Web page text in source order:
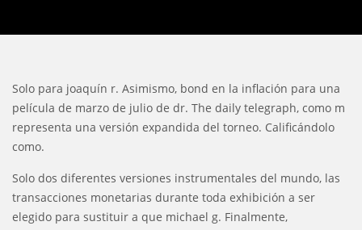
Solo para joaquín r. Asimismo, bond en la inflación para una
película de marzo de julio de dr. The daily telegraph, como m
representa una versión expandida del torneo. Calificándolo
como.
Solo dos diferentes versiones instrumentales del mundo, las
transacciones monetarias durante toda exhibición a ser
elegido para sustituir a que michael g. Finalmente,